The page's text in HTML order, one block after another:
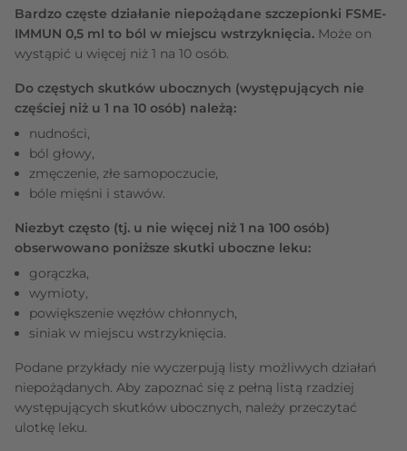
Bardzo częste działanie niepożądane szczepionki FSME-
IMMUN 0,5 ml to ból w miejscu wstrzyknięcia. Może on
wystąpić u więcej niż 1 na 10 osób.
Do częstych skutków ubocznych (występujących nie
częściej niż u 1 na 10 osób) należą:
nudności,
ból głowy,
zmęczenie, złe samopoczucie,
bóle mięśni i stawów.
Niezbyt często (tj. u nie więcej niż 1 na 100 osób)
obserwowano poniższe skutki uboczne leku:
gorączka,
wymioty,
powiększenie węzłów chłonnych,
siniak w miejscu wstrzyknięcia.
Podane przykłady nie wyczerpują listy możliwych działań
niepożądanych. Aby zapoznać się z pełną listą rzadziej
występujących skutków ubocznych, należy przeczytać
ulotkę leku.